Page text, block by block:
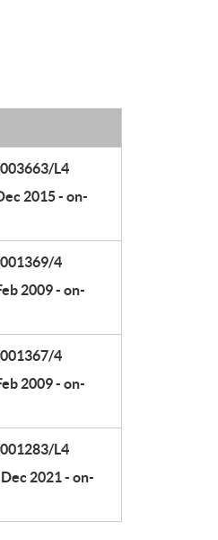
L4
2015 - on-
4
2009 - on-
4
2009 - on-
L4
2021 - on-